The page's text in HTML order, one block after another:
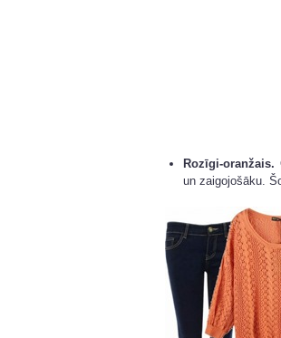
Rozīgi-oranžais.
un zaigojošāku.